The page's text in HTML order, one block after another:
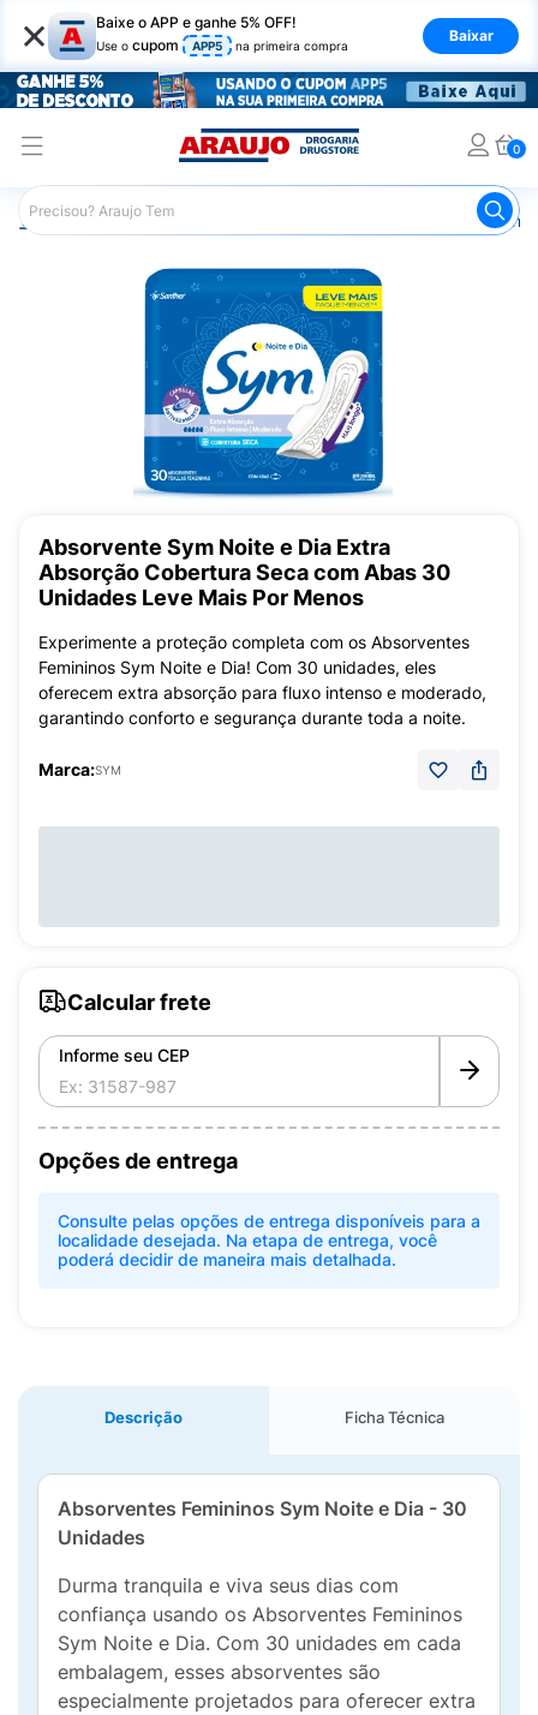
× Baixe o APP e ganhe 5% OFF!
Use o cupom APP5 na primeira compra
Baixar
0
Araujo Higiene Pessoal Absorvente
Absorvente Sym Noite e Dia Extra
Absorção Cobertura Seca com Abas 30
Unidades Leve Mais Por Menos
Experimente a proteção completa com os Absorventes
Femininos Sym Noite e Dia! Com 30 unidades, eles
oferecem extra absorção para fluxo intenso e moderado,
garantindo conforto e segurança durante toda a noite.
Marca:SYM
Calcular frete
Informe seu CEP
Opções de entrega
Consulte pelas opções de entrega disponíveis para a
localidade desejada. Na etapa de entrega, você
poderá decidir de maneira mais detalhada.
Descrição Ficha Técnica
Absorventes Femininos Sym Noite e Dia - 30
Unidades
Durma tranquila e viva seus dias com
confiança usando os Absorventes Femininos
Sym Noite e Dia. Com 30 unidades em cada
embalagem, esses absorventes são
especialmente projetados para oferecer extra